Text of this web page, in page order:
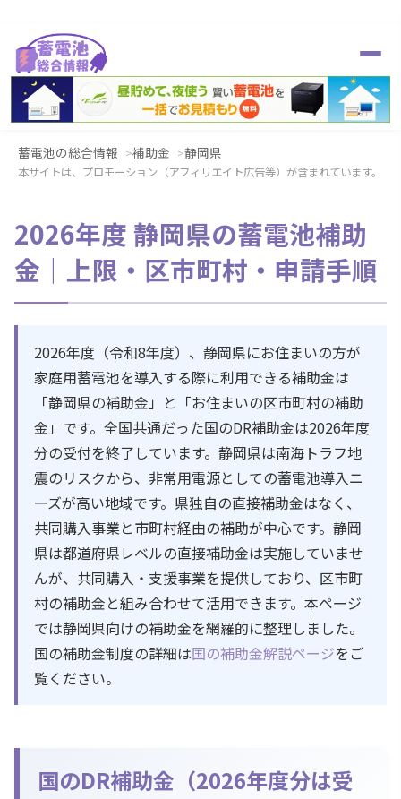
蓄電池の総合情報 補助金 静岡県
本サイトは、プロモーション（アフィリエイト広告等）が含まれています。
2026年度 静岡県の蓄電池補助
金｜上限・区市町村・申請手順
2026年度（令和8年度）、静岡県にお住まいの方が
家庭用蓄電池を導入する際に利用できる補助金は
「静岡県の補助金」と「お住まいの区市町村の補助
金」です。全国共通だった国のDR補助金は2026年度
分の受付を終了しています。静岡県は南海トラフ地
震のリスクから、非常用電源としての蓄電池導入ニ
ーズが高い地域です。県独自の直接補助金はなく、
共同購入事業と市町村経由の補助が中心です。静岡
県は都道府県レベルの直接補助金は実施していませ
んが、共同購入・支援事業を提供しており、区市町
村の補助金と組み合わせて活用できます。本ページ
では静岡県向けの補助金を網羅的に整理しました。
国の補助金制度の詳細は国の補助金解説ページをご
覧ください。
国のDR補助金（2026年度分は受